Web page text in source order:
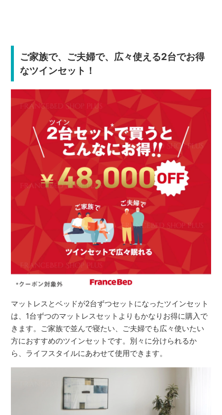
ご家族で、ご夫婦で、広々使える2台でお得
なツインセット！
マットレスとベッドが2台ずつセットになったツインセット
は、1台ずつのマットレスセットよりもかなりお得に購入で
きます。ご家族で並んで寝たい、ご夫婦でも広々使いたい
方におすすめのツインセットです。別々に分けられるか
ら、ライフスタイルにあわせて使用できます。